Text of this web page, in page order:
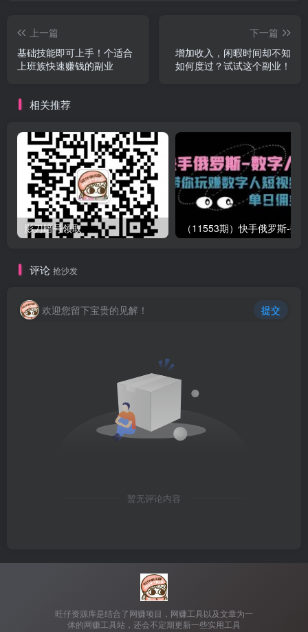
上一篇
基础技能即可上手！个适合
上班族快速赚钱的副业
下一篇
增加收入，闲暇时间却不知
如何度过？试试这个副业！
相关推荐
影刀暗号领取
评论 抢沙发
欢迎您留下宝贵的见解！ 提交
暂无评论内容
旺仔资源库是结合了网赚项目，网赚工具以及文章为一
体的网赚工具站，还会不定期更新一些实用工具